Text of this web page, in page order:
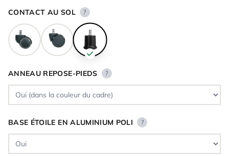
CONTACT AU SOL ?
ANNEAU REPOSE-PIEDS ?
BASE ÉTOILE EN ALUMINIUM POLI ?